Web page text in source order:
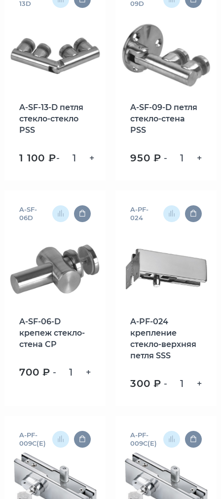
13D
A-SF-13-D петля
стекло-стекло
PSS
1 100 ₽- +
09D
A-SF-09-D петля
стекло-стена
PSS
950 ₽ - +
A-SF-
06D
A-SF-06-D
крепеж стекло-
стена CP
700 ₽ - +
A-PF-
024
A-PF-024
крепление
стекло-верхняя
петля SSS
300 ₽ - +
A-PF-
009C(E)
A-PF-
009C(E)